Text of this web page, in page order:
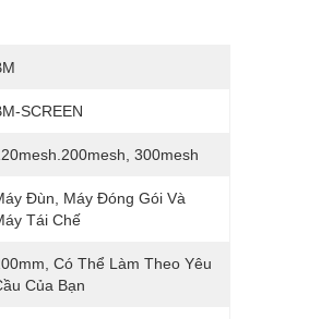
SCREEN
300mesh
Đùn, Máy Đóng Gói Và
Tái Chế
Có Thể Làm Theo Yêu
Của Bạn